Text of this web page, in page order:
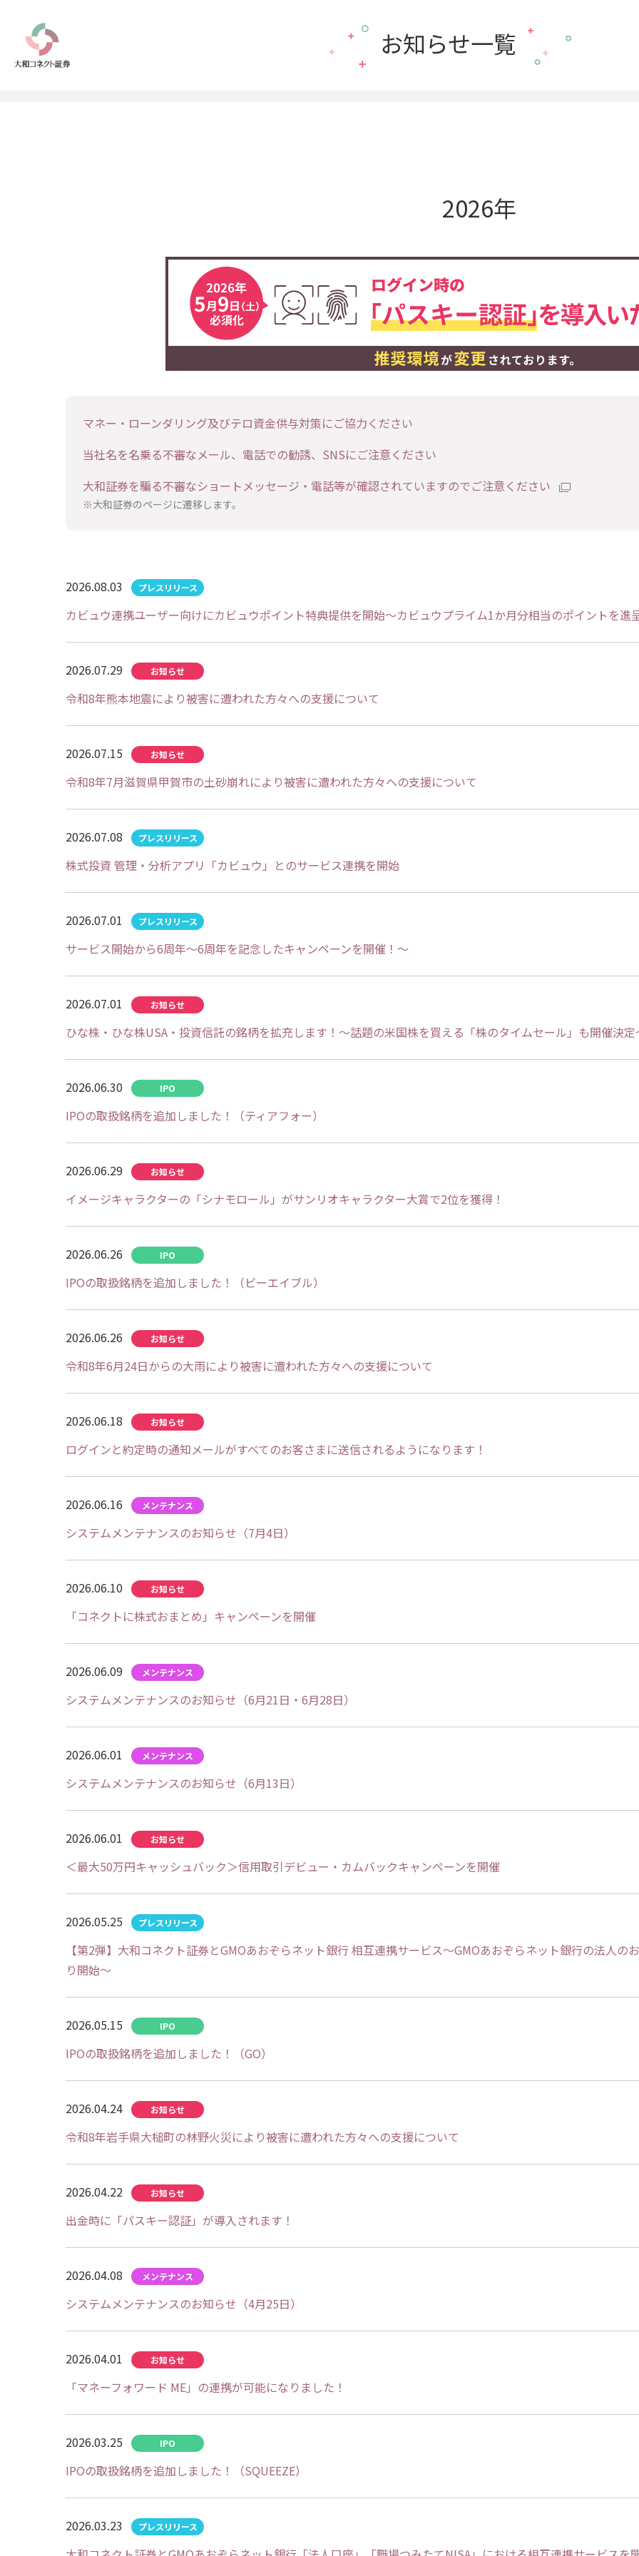
お知らせ一覧
2026年
マネー・ローンダリング及びテロ資金供与対策にご協力ください
当社名を名乗る不審なメール、電話での勧誘、SNSにご注意ください
大和証券を騙る不審なショートメッセージ・電話等が確認されていますのでご注意ください
※大和証券のページに遷移します。
2026.08.03
カビュウ連携ユーザー向けにカビュウポイント特典提供を開始～カビュウプライム1か月分相当のポイントを進
2026.07.29
令和8年熊本地震により被害に遭われた方々への支援について
2026.07.15
令和8年7月滋賀県甲賀市の土砂崩れにより被害に遭われた方々への支援について
2026.07.08
株式投資 管理・分析アプリ「カビュウ」とのサービス連携を開始
2026.07.01
サービス開始から6周年～6周年を記念したキャンペーンを開催！～
2026.07.01
ひな株・ひな株USA・投資信託の銘柄を拡充します！～話題の米国株を買える「株のタイムセール」も開催決定
2026.06.30
IPOの取扱銘柄を追加しました！（ティアフォー）
2026.06.29
イメージキャラクターの「シナモロール」がサンリオキャラクター大賞で2位を獲得！
2026.06.26
IPOの取扱銘柄を追加しました！（ビーエイブル）
2026.06.26
令和8年6月24日からの大雨により被害に遭われた方々への支援について
2026.06.18
ログインと約定時の通知メールがすべてのお客さまに送信されるようになります！
2026.06.16
システムメンテナンスのお知らせ（7月4日）
2026.06.10
「コネクトに株式おまとめ」キャンペーンを開催
2026.06.09
システムメンテナンスのお知らせ（6月21日・6月28日）
2026.06.01
システムメンテナンスのお知らせ（6月13日）
2026.06.01
＜最大50万円キャッシュバック＞信用取引デビュー・カムバックキャンペーンを開催
2026.05.25
【第2弾】大和コネクト証券とGMOあおぞらネット銀行 相互連携サービス～GMOあおぞらネット銀行の法人
り開始～
2026.05.15
IPOの取扱銘柄を追加しました！（GO）
2026.04.24
令和8年岩手県大槌町の林野火災により被害に遭われた方々への支援について
2026.04.22
出金時に「パスキー認証」が導入されます！
2026.04.08
システムメンテナンスのお知らせ（4月25日）
2026.04.01
「マネーフォワード ME」の連携が可能になりました！
2026.03.25
IPOの取扱銘柄を追加しました！（SQUEEZE）
2026.03.23